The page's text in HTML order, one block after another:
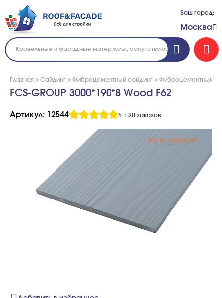
Ваш город:
Москва
Главная > Сайдинг > Фиброцементный сайдинг > Фиброцементный
FCS-GROUP 3000*190*8 Wood F62
Артикул: 12544 5 20 заказов